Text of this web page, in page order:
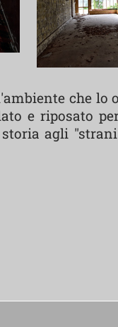
che lo
e riposato
agli